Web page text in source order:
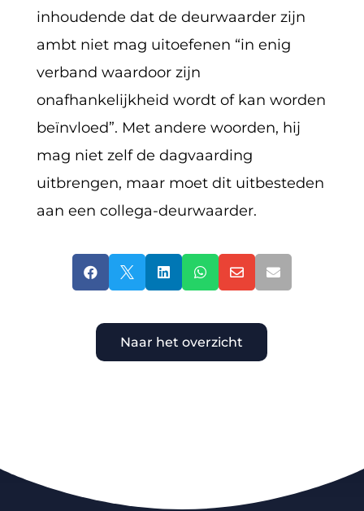
inhoudende dat de deurwaarder zijn
ambt niet mag uitoefenen “in enig
verband waardoor zijn
onafhankelijkheid wordt of kan worden
beïnvloed”. Met andere woorden, hij
mag niet zelf de dagvaarding
uitbrengen, maar moet dit uitbesteden
aan een collega-deurwaarder.
     
Naar het overzicht